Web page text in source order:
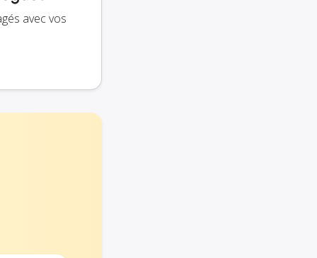
avec vos